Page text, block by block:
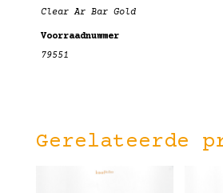
Clear Ar Bar Gold
Voorraadnummer
79551
Gerelateerde